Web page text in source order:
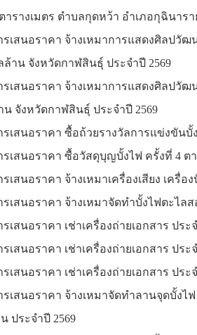
ารางเมตร ตำบลกุดหว้า อำเภอกุฉินา
เสนอราคา จ้างเหมาการแสดงศิลปวั
าน จังหวัดกาฬสินธุ์ ประจำปี 2569
เสนอราคา จ้างเหมาการแสดงศิลปวั
จังหวัดกาฬสินธุ์ ประจำปี 2569
เสนอราคา ซื้อถ้วยรางวัลการแข่งขัน
เสนอราคา ซื้อวัสดุบุญบั้งไฟ ครั้งที่ 4
เสนอราคา จ้างเหมาเครื่องเสียง เค
เสนอราคา จ้างเหมาจัดทำบั้งไฟตะไล
เสนอราคา เช่าเครื่องถ่ายเอกสาร ปร
เสนอราคา เช่าเครื่องถ่ายเอกสาร ปร
เสนอราคา เช่าเครื่องถ่ายเอกสาร ปร
เสนอราคา จ้างเหมาจัดทำลานจุดบั้ง
ประจำปี 2569